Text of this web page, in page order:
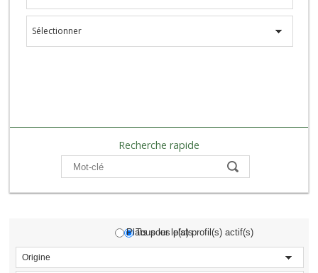
Recherche rapide
Sélectionner
Tous les plats
Plats pour le(s) profil(s) actif(s)
Origine